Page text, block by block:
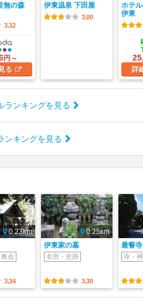
無の森
3.32
円～
る
伊東温泉 下田屋
3.00
ホテ
伊東
詳
ランキングを見る
ンキングを見る
0.23km
会
3.34
0.25km
伊東家の墓
名所・史跡
3.30
最誓寺
寺・